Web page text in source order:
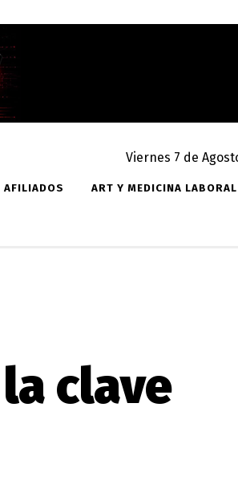
Viernes 7 de
AFILIADOS ART Y MEDICINA LABORAL
clave